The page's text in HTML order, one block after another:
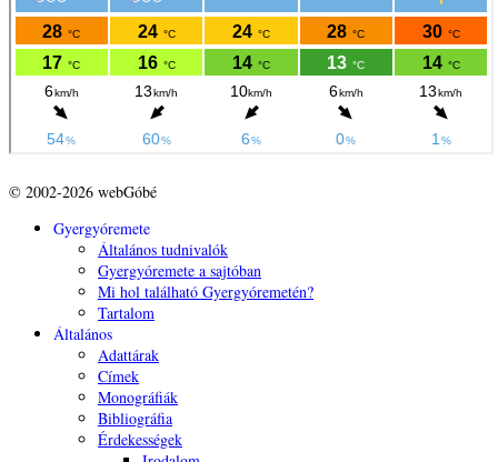
© 2002-2026 webGóbé
Gyergyóremete
Általános tudnivalók
Gyergyóremete a sajtóban
Mi hol található Gyergyóremetén?
Tartalom
Általános
Adattárak
Címek
Monográfiák
Bibliográfia
Érdekességek